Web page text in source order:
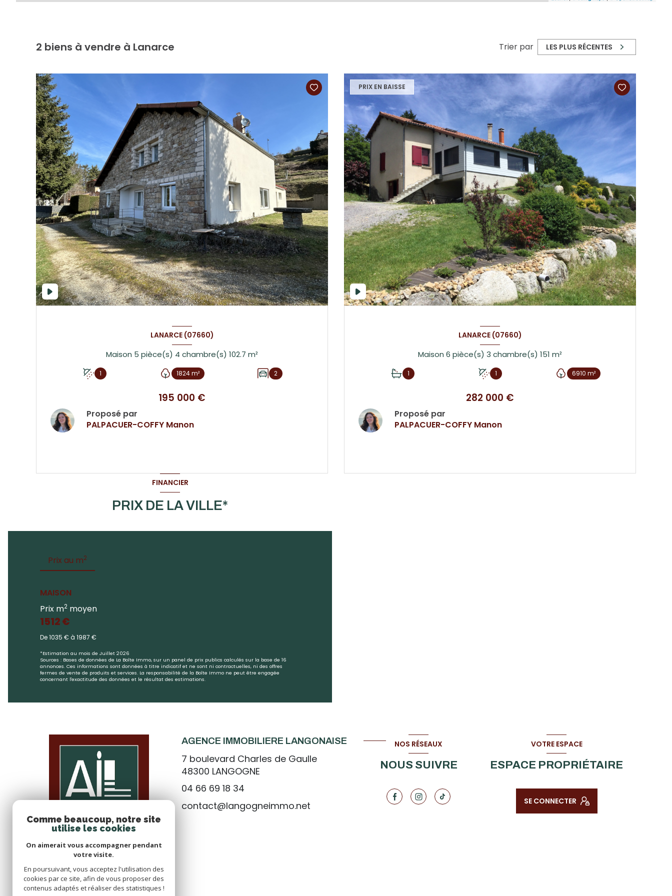
2 biens à vendre à Lanarce Trier par LES PLUS RÉCENTES
LANARCE (07660)
Maison 5 pièce(s) 4 chambre(s) 102.7 m²
1 1824 m² 2
195 000 €
Proposé par
PALPACUER-COFFY Manon
PRIX EN BAISSE
LANARCE (07660)
Maison 6 pièce(s) 3 chambre(s) 151 m²
1 1 6910 m²
282 000 €
Proposé par
PALPACUER-COFFY Manon
FINANCIER
PRIX DE LA VILLE*
Prix au m2
MAISON
Prix m2 moyen
1512 €
De 1035 € à 1987 €
*Estimation au mois de Juillet 2026
Sources : Bases de données de La Boîte Immo, sur un panel de prix publics calculés sur la base de 16
annonces. Ces informations sont données à titre indicatif et ne sont ni contractuelles, ni des offres
fermes de vente de produits et services. La responsabilité de la Boîte Immo ne peut être engagée
concernant l'exactitude des données et le résultat des estimations.
AGENCE IMMOBILIERE LANGONAISE
7 boulevard Charles de Gaulle
48300 LANGOGNE
04 66 69 18 34
contact@langogneimmo.net
NOS RÉSEAUX
NOUS SUIVRE
VOTRE ESPACE
ESPACE PROPRIÉTAIRE
SE CONNECTER
Comme beaucoup, notre site
utilise les cookies
On aimerait vous accompagner pendant
votre visite.
En poursuivant, vous acceptez l'utilisation des
cookies par ce site, afin de vous proposer des
contenus adaptés et réaliser des statistiques !